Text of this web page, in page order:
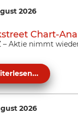
2026
Chart-
– Aktie nimmt
2026